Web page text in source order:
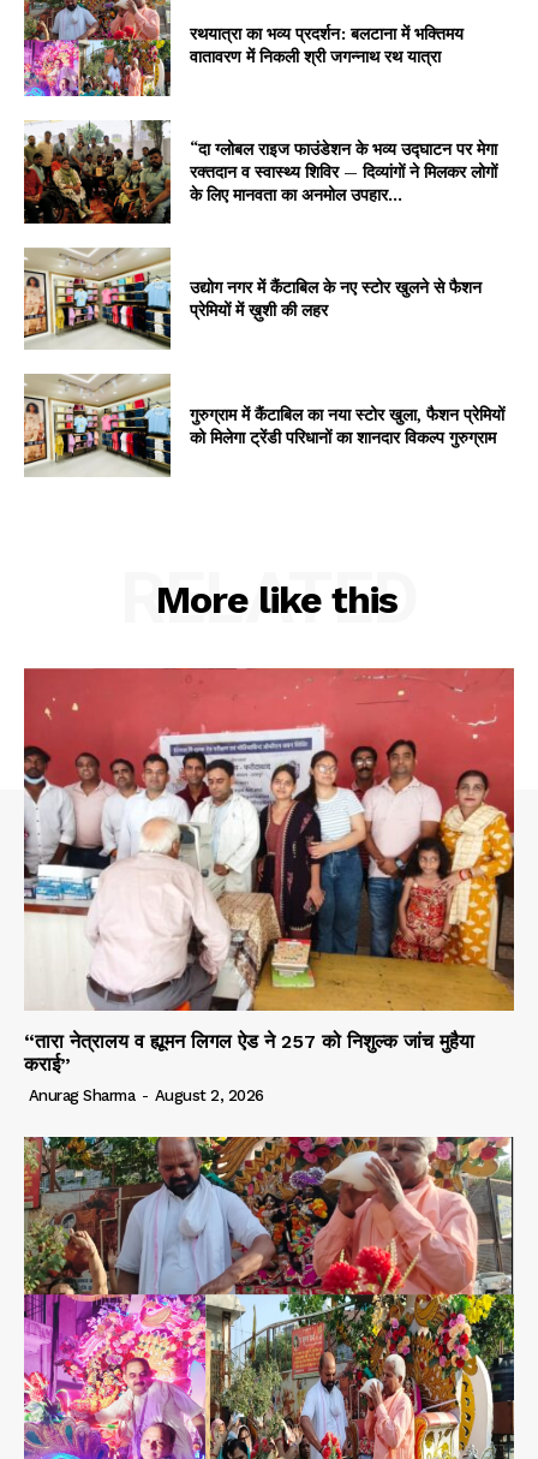
रथयात्रा का भव्य प्रदर्शन: बलटाना में भक्तिमय
वातावरण में निकली श्री जगन्नाथ रथ यात्रा
“दा ग्लोबल राइज फाउंडेशन के भव्य उद्घाटन पर मेगा
रक्तदान व स्वास्थ्य शिविर — दिव्यांगों ने मिलकर लोगों
के लिए मानवता का अनमोल उपहार...
उद्योग नगर में कैंटाबिल के नए स्टोर खुलने से फैशन
प्रेमियों में ख़ुशी की लहर
गुरुग्राम में कैंटाबिल का नया स्टोर खुला, फैशन प्रेमियों
को मिलेगा ट्रेंडी परिधानों का शानदार विकल्प गुरुग्राम
More like this
RELATED
“तारा नेत्रालय व ह्यूमन लिगल ऐड ने 257 को निशुल्क जांच मुहैया
कराई”
Anurag Sharma - August 2, 2026